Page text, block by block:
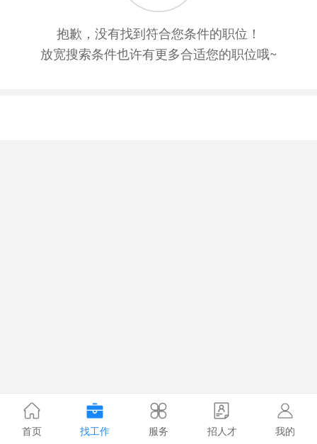
抱歉，没有找到符合您条件的职位！
放宽搜索条件也许有更多合适您的职位哦~
首页 找工作 服务 招人才 我的